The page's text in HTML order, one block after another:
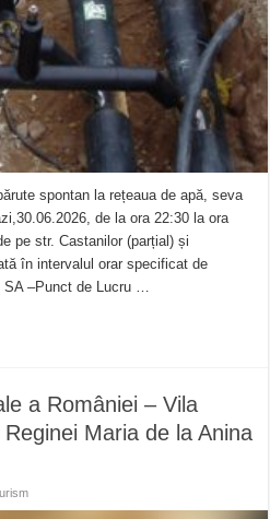
spontan la rețeaua de apă, seva
de la ora 22:30 la ora
pe str. Castanilor (parțial) și
în intervalul orar specificat de
–Punct de Lucru …
a României – Vila
Maria de la Anina